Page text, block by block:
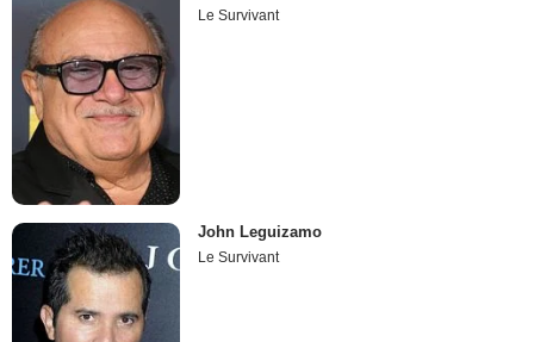
Le Survivant
John Leguizamo
Le Survivant